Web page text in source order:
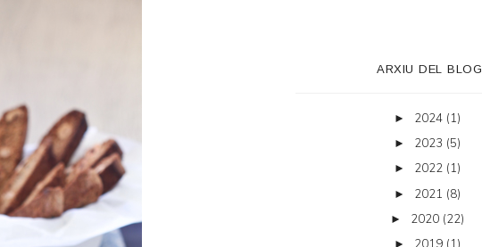
ARXIU DEL BLOG
► 2024 (1)
► 2023 (5)
► 2022 (1)
► 2021 (8)
► 2020 (22)
► 2019 (1)